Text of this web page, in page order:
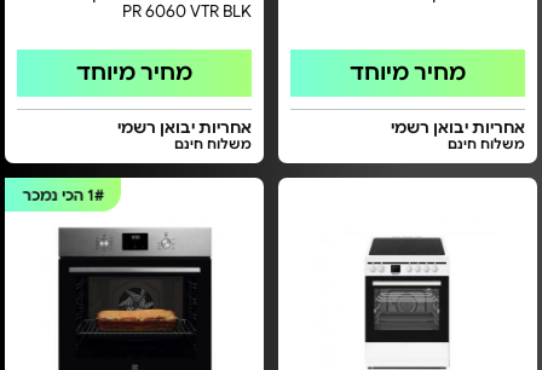
מחיר מיוחד
אחריות יבואן רשמי
משלוח חינם
PR 6060 VTR BLK
מחיר מיוחד
אחריות יבואן רשמי
משלוח חינם
1#הכי נמכר